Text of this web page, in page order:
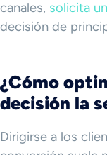
canales, solicita
decisión de
¿Cómo
decisión la
Dirigirse a los